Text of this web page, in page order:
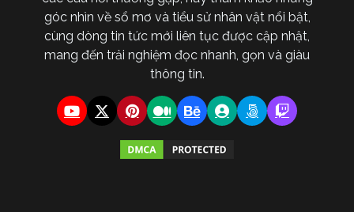
góc nhìn về sổ mơ và tiểu sử nhân vật nổi bật,
cùng dòng tin tức mới liên tục được cập nhật,
mang đến trải nghiệm đọc nhanh, gọn và giàu
thông tin.